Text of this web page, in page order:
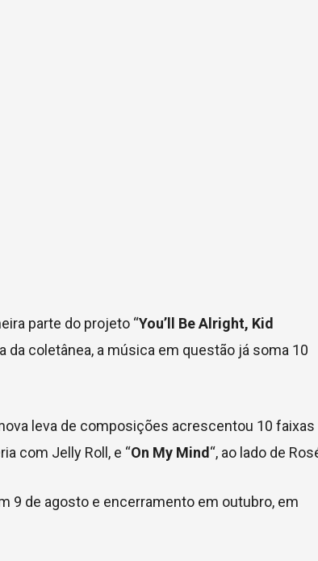
parte do projeto “You’ll Be Alright, Kid
da coletânea, a música em questão já soma 10
leva de composições acrescentou 10 faixas
com Jelly Roll, e “On My Mind “, ao lado de
9 de agosto e encerramento em outubro, em